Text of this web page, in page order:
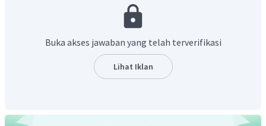
saling tegak lurus. Komponen-komponen inilah yang dapat
selektif, pemantulan, pembiasan ganda dan hamburan.
Polarisasi dapat terjadi karena pantulan
pada suatu material tertentu
(Pernyataan 2 benar)
Buka akses jawaban yang telah terverifikasi
Lihat Iklan